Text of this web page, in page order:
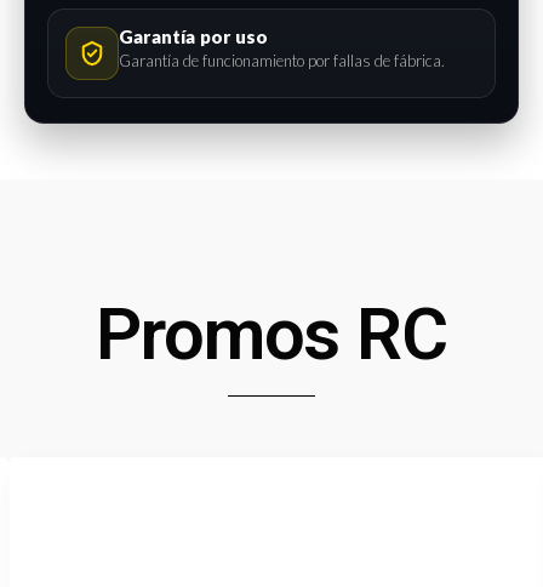
Garantía por uso
Garantía de funcionamiento por fallas de fábrica.
Promos RC